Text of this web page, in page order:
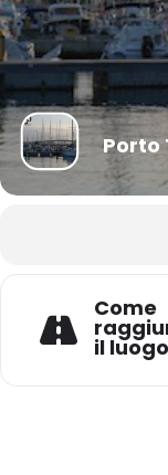
Porto
Come
il luogo